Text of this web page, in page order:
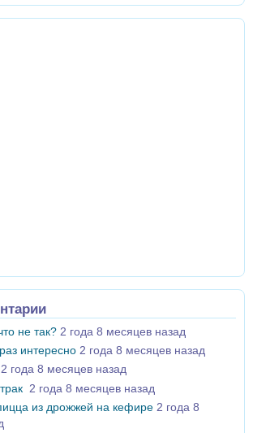
не так? 2 года 8 месяцев назад
интересно 2 года 8 месяцев назад
2 года 8 месяцев назад
2 года 8 месяцев назад
из дрожжей на кефире 2 года 8